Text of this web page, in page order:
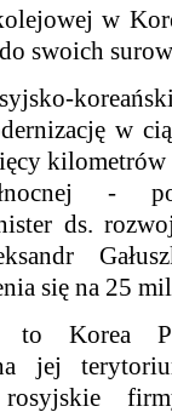
w
swoich
w
-
ds.
się na 25
to Korea
jej